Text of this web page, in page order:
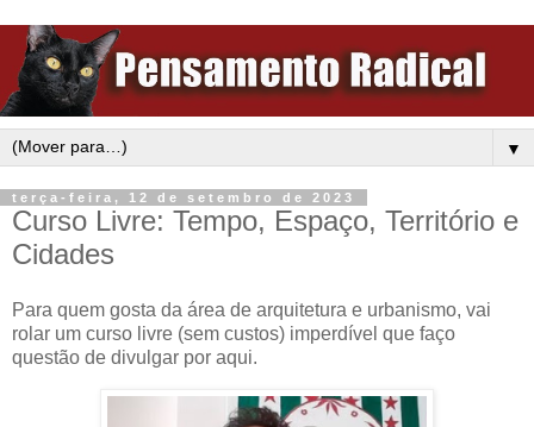
▼
terça-feira, 12 de setembro de 2023
Curso Livre: Tempo, Espaço, Território e
Cidades
Para quem gosta da área de arquitetura e urbanismo, vai
rolar um curso livre (sem custos) imperdível que faço
questão de divulgar por aqui.